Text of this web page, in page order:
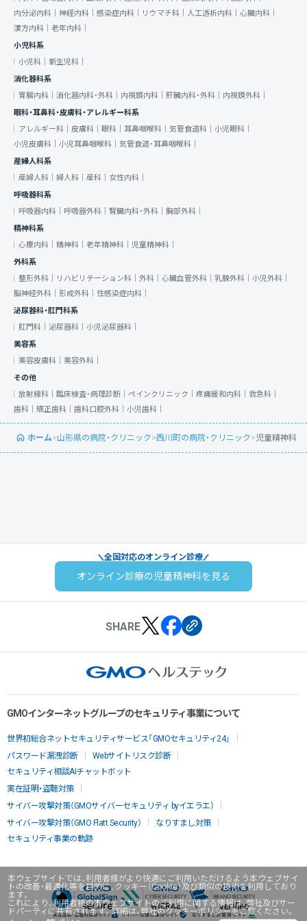
本ウェブサイトでは、利用者様がより快適にご利用いただけるよう本ウェブサイ
トの改善・最適化等を目的に、クッキー（Cookie）及び類似の技術を利用しており
ます。
これにより、利用者様の本ウェブサイトのご利用に関する情報は、弊社及びサー
ドパーティに共有されます。詳細は、弊社のクッキーポリシーをご覧ください。
内分泌内科｜ 神経内科｜ 感染症内科｜ リウマチ科｜ 人工透析内科｜ 心臓内科｜
漢方内科｜ 老年内科｜
小児科系
小児科｜ 新生児科｜
消化器科系
胃腸内科｜ 消化器内科・外科｜ 内視鏡内科｜ 肝臓内科・外科｜ 内視鏡外科｜
眼科・耳鼻科・皮膚科・アレルギー科系
アレルギー科｜ 皮膚科｜ 眼科｜ 耳鼻咽喉科｜ 気管食道科｜ 小児眼科｜
小児皮膚科｜ 小児耳鼻咽喉科｜ 気管食道・耳鼻咽喉科｜
産婦人科系
産婦人科｜ 婦人科｜ 産科｜ 女性内科｜
呼吸器科系
呼吸器内科｜ 呼吸器外科｜ 腎臓内科・外科｜ 胸部外科｜
精神科系
心療内科｜ 精神科｜ 老年精神科｜ 児童精神科｜
外科系
整形外科｜
リハビリテーション科｜ 外科｜ 心臓血管外科｜ 乳腺外科｜ 小児外科｜
脳神経外科｜ 形成外科｜ 性感染症内科｜
泌尿器科・肛門科系
肛門科｜ 泌尿器科｜ 小児泌尿器科｜
美容系
美容皮膚科｜ 美容外科｜
その他
放射線科｜ 臨床検査・病理診断｜ ペインクリニック｜ 疼痛緩和内科｜ 救急科｜
歯科｜ 矯正歯科｜ 歯科口腔外科｜ 小児歯科｜
ホーム>山形県の病院・クリニック>西川町の病院・クリニック> 児童精神科
全国対応のオンライン診療
オンライン診療の児童精神科を見る
SHARE
GMOインターネットグループのセキュリティ事業について
世界初総合ネットセキュリティサービス「GMOセキュリティ24」
パスワード漏洩診断
Webサイトリスク診断
セキュリティ相談AIチャットボット
実在証明・盗聴対策
サイバー攻撃対策（GMOサイバーセキュリティ byイエラエ）
サイバー攻撃対策（GMO Flatt Security）
なりすまし対策
セキュリティ事業の軌跡